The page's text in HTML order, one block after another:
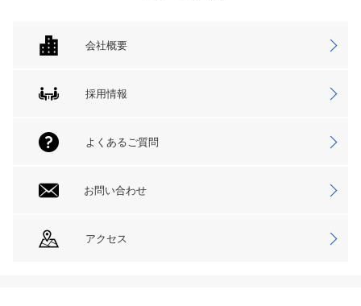
会社概要
採用情報
よくあるご質問
お問い合わせ
アクセス